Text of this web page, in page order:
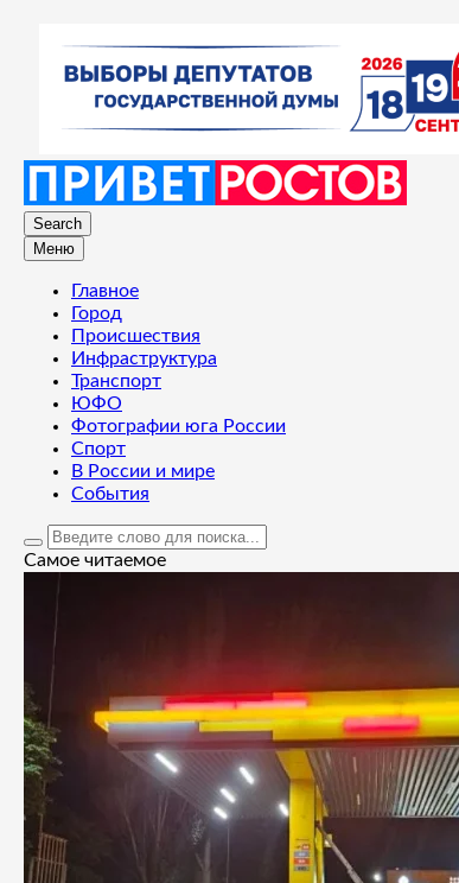
Search
Меню
Главное
Город
Происшествия
Инфраструктура
Транспорт
ЮФО
Фотографии юга России
Спорт
В России и мире
События
Самое читаемое